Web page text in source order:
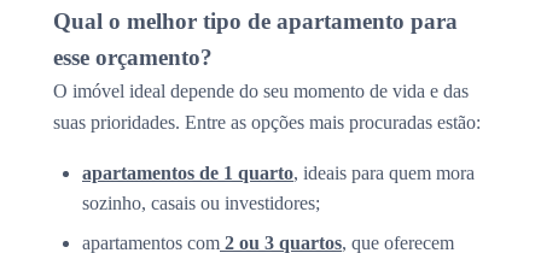
Qual o melhor tipo de apartamento para
esse orçamento?
O imóvel ideal depende do seu momento de vida e das
suas prioridades. Entre as opções mais procuradas estão:
apartamentos de 1 quarto, ideais para quem mora
sozinho, casais ou investidores;
apartamentos com 2 ou 3 quartos, que oferecem